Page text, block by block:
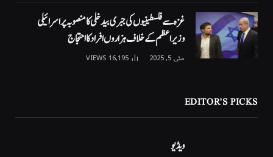
غزہ سے فلسطینیوں کی جبری بیدخلی کا منصوبہ پر اسرائیلی
وزیراعظم کے خلاف ہزاروں افراد کا احتجاج
مئی 5, 2025 16,195
VIEWS
EDITOR'S PICKS
ویڈیو